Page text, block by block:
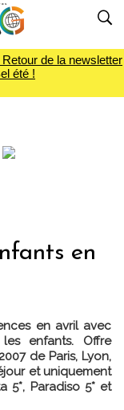
de la newsletter
été !
en
en avril avec
enfants. Offre
de Paris, Lyon,
et uniquement
5*, Paradiso 5* et